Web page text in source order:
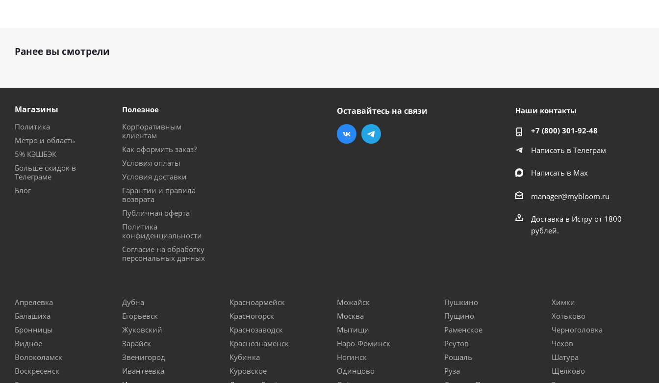
Ранее вы смотрели
Магазины
Политика
Метро и область
5% КЭШБЭК
Больше скидок в
Телеграме
Блог
Полезное
Корпоративным
клиентам
Как оформить заказ?
Условия оплаты
Условия доставки
Гарантии и правила
возврата
Публичная оферта
Политика
конфиденциальности
Согласие на обработку
персональных данных
Оставайтесь на связи Наши контакты
+7 (800) 301-92-48
Написать в Телеграм
Написать в Мах
manager@mybloom.ru
Доставка в Истру от 1800
рублей.
Апрелевка
Балашиха
Бронницы
Видное
Волоколамск
Воскресенск
Дубна
Егорьевск
Жуковский
Зарайск
Звенигород
Ивантеевка
Красноармейск
Красногорск
Краснозаводск
Краснознаменск
Кубинка
Куровское
Можайск
Москва
Мытищи
Наро-Фоминск
Ногинск
Одинцово
Пушкино
Пущино
Раменское
Реутов
Рошаль
Руза
Химки
Хотьково
Черноголовка
Чехов
Шатура
Щёлково